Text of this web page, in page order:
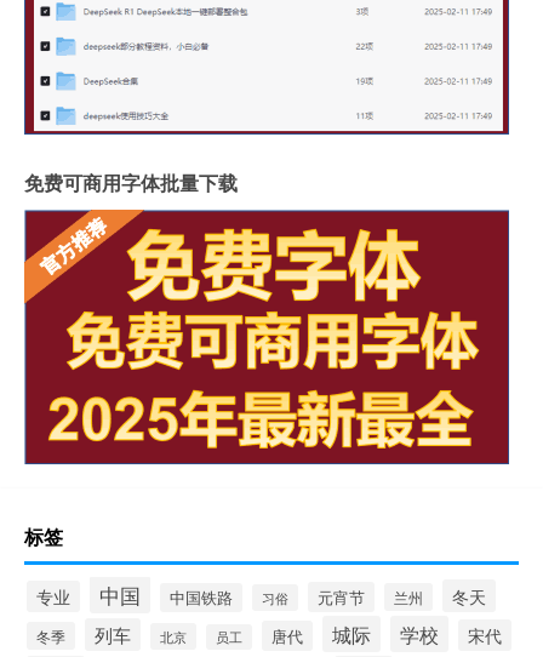
免费可商用字体批量下载
标签
专业 中国 中国铁路 习俗 元宵节 兰州 冬天
冬季 列车 北京 员工 唐代 城际 学校 宋代